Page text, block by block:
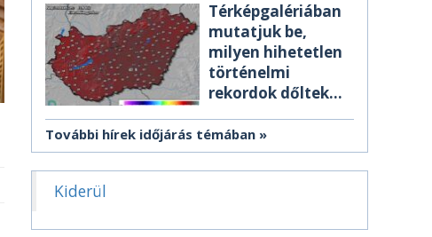
Térképgalériában
mutatjuk be,
milyen hihetetlen
történelmi
rekordok dőltek
További hírek időjárás témában
Kiderül